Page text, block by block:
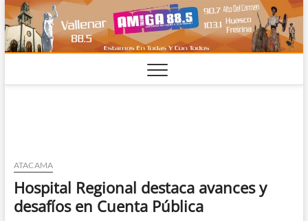
Saltar
al
contenido
ATACAMA
Hospital Regional destaca avances y
desafíos en Cuenta Pública